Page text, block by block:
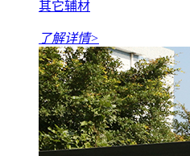
其它辅材
了解详情>